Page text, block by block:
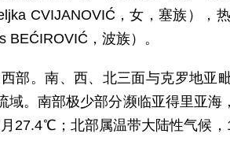
CVIJANOVIĆ，女，塞族），
BEĆIROVIĆ，波族）。
西部。南、西、北三面与克罗地亚
域。南部极少部分濒临亚得里亚
27.4℃；北部属温带大陆性气候